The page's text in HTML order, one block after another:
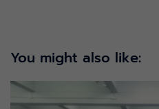
You might also like: